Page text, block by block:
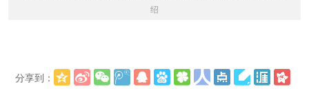
绍
分享到：